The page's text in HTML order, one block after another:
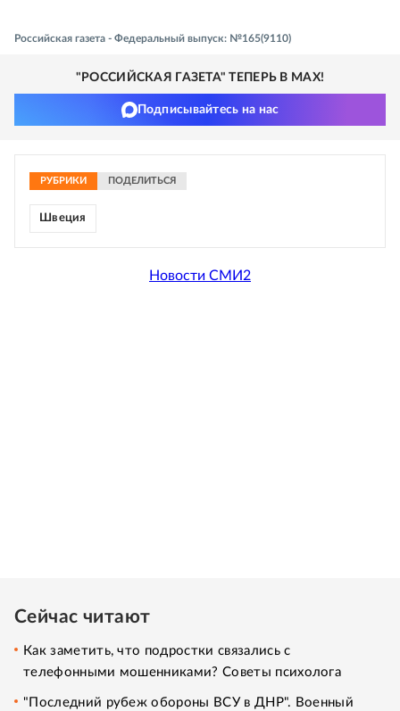
Российская газета - Федеральный выпуск: №165(9110)
"РОССИЙСКАЯ ГАЗЕТА" ТЕПЕРЬ В MAX!
Подписывайтесь на нас
РУБРИКИ ПОДЕЛИТЬСЯ
Швеция
Новости СМИ2
Сейчас читают
Как заметить, что подростки связались с
телефонными мошенниками? Советы психолога
"Последний рубеж обороны ВСУ в ДНР". Военный